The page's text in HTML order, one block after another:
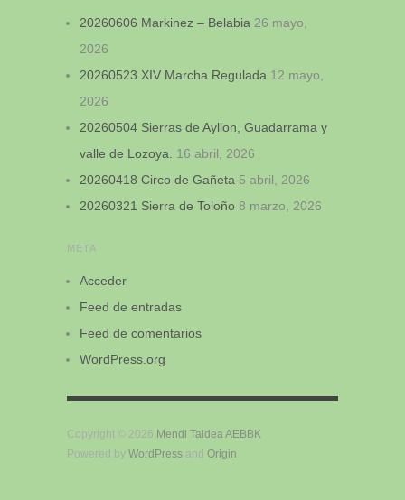
20260606 Markinez – Belabia 26 mayo,
2026
20260523 XIV Marcha Regulada 12 mayo,
2026
20260504 Sierras de Ayllon, Guadarrama y
valle de Lozoya.
16 abril, 2026
20260418 Circo de Gañeta 5 abril, 2026
20260321 Sierra de Toloño 8 marzo, 2026
META
Acceder
Feed de entradas
Feed de comentarios
WordPress.org
Copyright © 2026 Mendi Taldea AEBBK
Powered by WordPress and Origin